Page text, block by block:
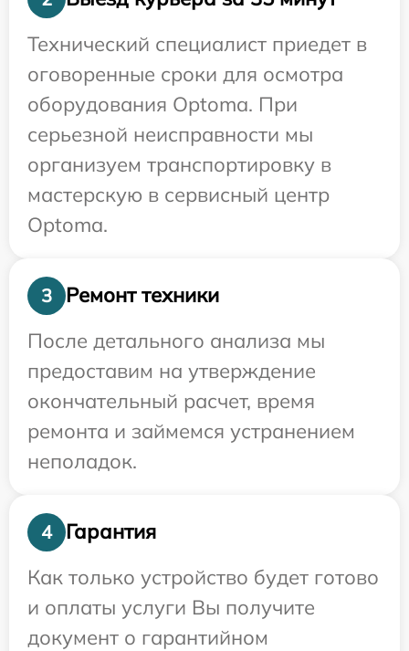
Технический специалист приедет в
оговоренные сроки для осмотра
оборудования Optoma. При
серьезной неисправности мы
организуем транспортировку в
мастерскую в сервисный центр
Optoma.
3
Ремонт техники
После детального анализа мы
предоставим на утверждение
окончательный расчет, время
ремонта и займемся устранением
неполадок.
4
Гарантия
Как только устройство будет готово
и оплаты услуги Вы получите
документ о гарантийном